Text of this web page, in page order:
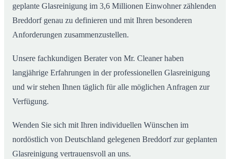
geplante Glasreinigung im 3,6 Millionen Einwohner zählenden
Breddorf genau zu definieren und mit Ihren besonderen
Anforderungen zusammenzustellen.
Unsere fachkundigen Berater von Mr. Cleaner haben
langjährige Erfahrungen in der professionellen Glasreinigung
und wir stehen Ihnen täglich für alle möglichen Anfragen zur
Verfügung.
Wenden Sie sich mit Ihren individuellen Wünschen im
nordöstlich von Deutschland gelegenen Breddorf zur geplanten
Glasreinigung vertrauensvoll an uns.